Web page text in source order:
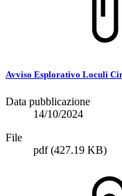
Avviso Esplorativo Loculi
Data pubblicazione
14/10/2024
File
pdf(427.19 KB)